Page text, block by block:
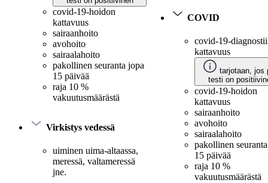
covid-19-hoidon
kattavuus
sairaanhoito
avohoito
sairaalahoito
pakollinen seuranta jopa
15 päivää
raja 10 %
vakuutusmäärästä
Virkistys vedessä
uiminen uima-altaassa,
meressä, valtameressä
jne.
COVID
covid-19-
kattavuus
tarjotaan, jos
testi on
covid-19-hoidon
kattavuus
sairaanhoito
avohoito
sairaalahoito
pakollinen
15 päivää
raja 10 %
vakuutusmäärästä